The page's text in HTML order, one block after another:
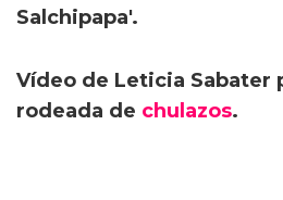
Salchipapa'.
Vídeo de Leticia Sabater
rodeada de chulazos.